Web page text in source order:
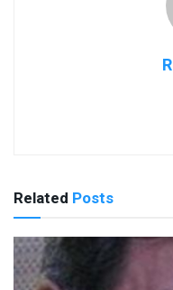
Related Posts